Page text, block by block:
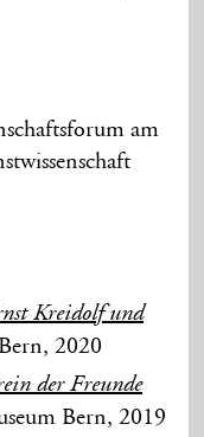
am
Kreidolf und
2020
der Freunde
Bern, 2019